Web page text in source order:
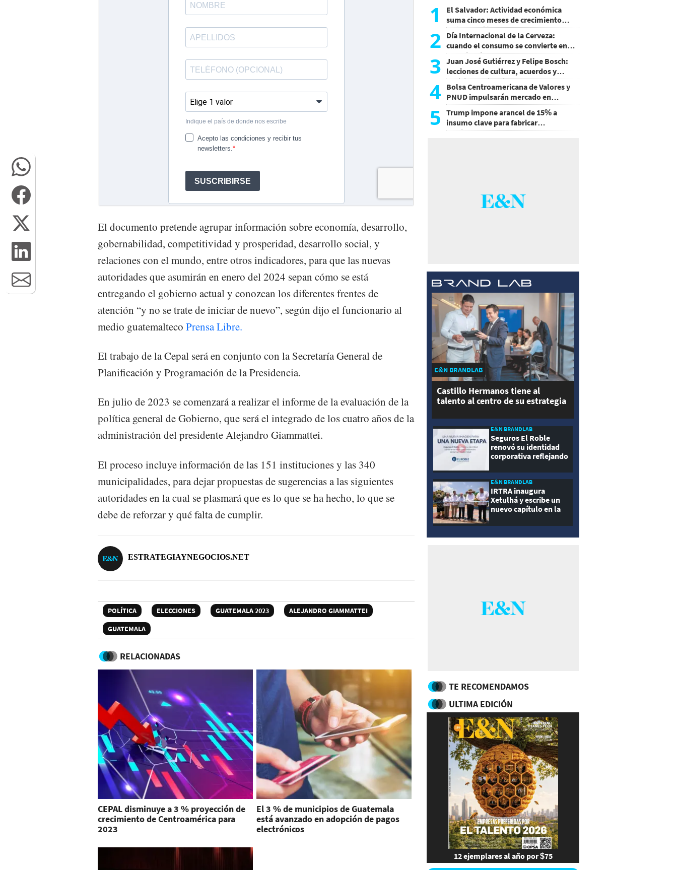
El documento pretende agrupar información sobre economía, desarrollo,
gobernabilidad, competitividad y prosperidad, desarrollo social, y
relaciones con el mundo, entre otros indicadores, para que las nuevas
autoridades que asumirán en enero del 2024 sepan cómo se está
entregando el gobierno actual y conozcan los diferentes frentes de
atención “y no se trate de iniciar de nuevo”, según dijo el funcionario al
medio guatemalteco Prensa Libre.
El trabajo de la Cepal será en conjunto con la Secretaría General de
Planificación y Programación de la Presidencia.
En julio de 2023 se comenzará a realizar el informe de la evaluación de la
política general de Gobierno, que será el integrado de los cuatro años de la
administración del presidente Alejandro Giammattei.
El proceso incluye información de las 151 instituciones y las 340
municipalidades, para dejar propuestas de sugerencias a las siguientes
autoridades en la cual se plasmará que es lo que se ha hecho, lo que se
debe de reforzar y qué falta de cumplir.
ESTRATEGIAYNEGOCIOS.NET
POLÍTICA ELECCIONES GUATEMALA 2023
ALEJANDRO GIAMMATTEI
GUATEMALA
RELACIONADAS
CEPAL disminuye a 3 % proyección de
crecimiento de Centroamérica para
2023
El 3 % de municipios de Guatemala
está avanzado en adopción de pagos
electrónicos
1
El Salvador: Actividad económica
suma cinco meses de crecimiento
arriba de 4%
2 Día Internacional de la Cerveza:
cuando el consumo se convierte en
experiencia
3 Juan José Gutiérrez y Felipe Bosch:
lecciones de cultura, acuerdos y
decisiones sin miedo
4 Bolsa Centroamericana de Valores y
PNUD impulsarán mercado en
Honduras
5
Trump impone arancel de 15% a
insumo clave para fabricar
semiconductores y paneles
E&N BRANDLAB
Castillo Hermanos tiene al
talento al centro de su estrategia
E&N BRANDLAB
Seguros El Roble
renovó su identidad
corporativa reflejando
modernidad
E&N BRANDLAB
IRTRA inaugura
Xetulhá y escribe un
nuevo capítulo en la
recreación de
Guatemala
TE RECOMENDAMOS
ULTIMA EDICIÓN
12 ejemplares al año por $75